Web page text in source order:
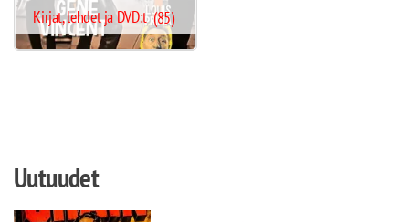
Kirjat, lehdet ja DVD:t(85)
Uutuudet